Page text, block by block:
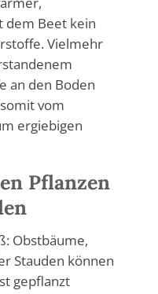
dem Beet kein
Vielmehr
an den Boden
vom
ergiebigen
Pflanzen
Obstbäume,
Stauden können
gepflanzt